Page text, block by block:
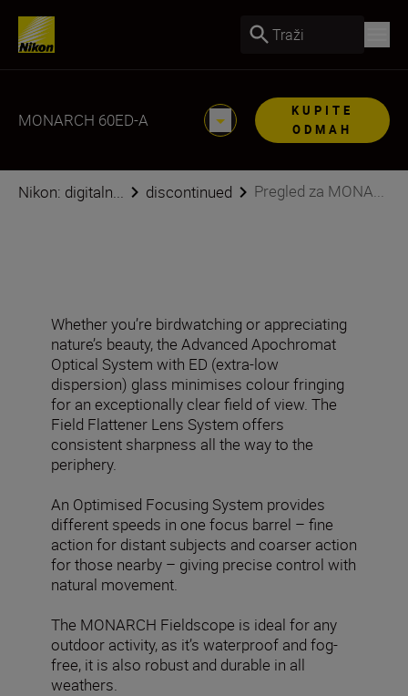
Traži
MONARCH 60ED-A
KUPITE
ODMAH
Nikon: digitaln... discontinued Pregled za MONA...
Whether you’re birdwatching or appreciating
nature’s beauty, the Advanced Apochromat
Optical System with ED (extra-low
dispersion) glass minimises colour fringing
for an exceptionally clear field of view. The
Field Flattener Lens System offers
consistent sharpness all the way to the
periphery.
An Optimised Focusing System provides
different speeds in one focus barrel – fine
action for distant subjects and coarser action
for those nearby – giving precise control with
natural movement.
The MONARCH Fieldscope is ideal for any
outdoor activity, as it’s waterproof and fog-
free, it is also robust and durable in all
weathers.